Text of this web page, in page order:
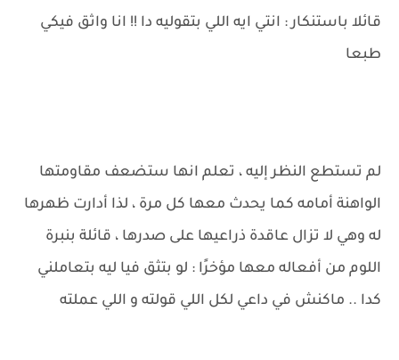
قائلا باستنكار : انتي ايه اللي بتقوليه دا !! انا واثق فيكي
طبعا
لم تستطع النظر إليه ، تعلم انها ستضعف مقاومتها
الواهنة أمامه كما يحدث معها كل مرة ، لذا أدارت ظهرها
له وهي لا تزال عاقدة ذراعيها على صدرها ، قائلة بنبرة
اللوم من أفعاله معها مؤخرًا : لو بتثق فيا ليه بتعاملني
كدا .. ماكنش في داعي لكل اللي قولته و اللي عملته